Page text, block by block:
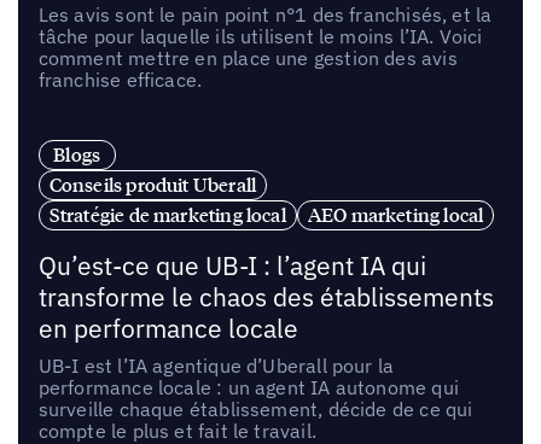
Les avis sont le pain point n°1 des franchisés, et la
tâche pour laquelle ils utilisent le moins l’IA. Voici
comment mettre en place une gestion des avis
franchise efficace.
Blogs
Conseils produit Uberall
Stratégie de marketing local
AEO marketing local
Qu’est-ce que UB-I : l’agent IA qui
transforme le chaos des établissements
en performance locale
UB-I est l’IA agentique d’Uberall pour la
performance locale : un agent IA autonome qui
surveille chaque établissement, décide de ce qui
compte le plus et fait le travail.